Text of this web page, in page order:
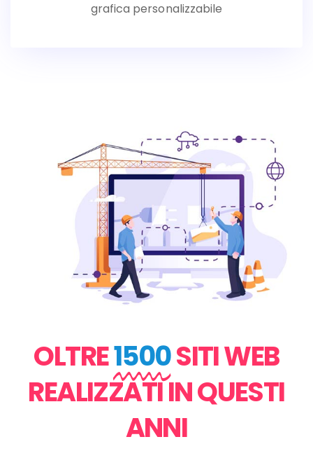
grafica personalizzabile
OLTRE1500SITI WEB
REALIZZATI IN QUESTI
ANNI